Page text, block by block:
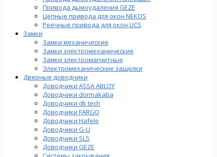
Привода дымоудаления GEZE
Цепные привода для окон NEKOS
Реечные привода для окон UСS
Замки
Замки механические
Замки электромеханические
Замки электромагнитные
Электромеханические защелки
Дверные доводчики
Доводчики ASSA ABLOY
Доводчики dormakaba
Доводчики dk tech
Доводчики FARGO
Доводчики Hafele
Доводчики G-U
Доводчики SLS
Доводчики GEZE